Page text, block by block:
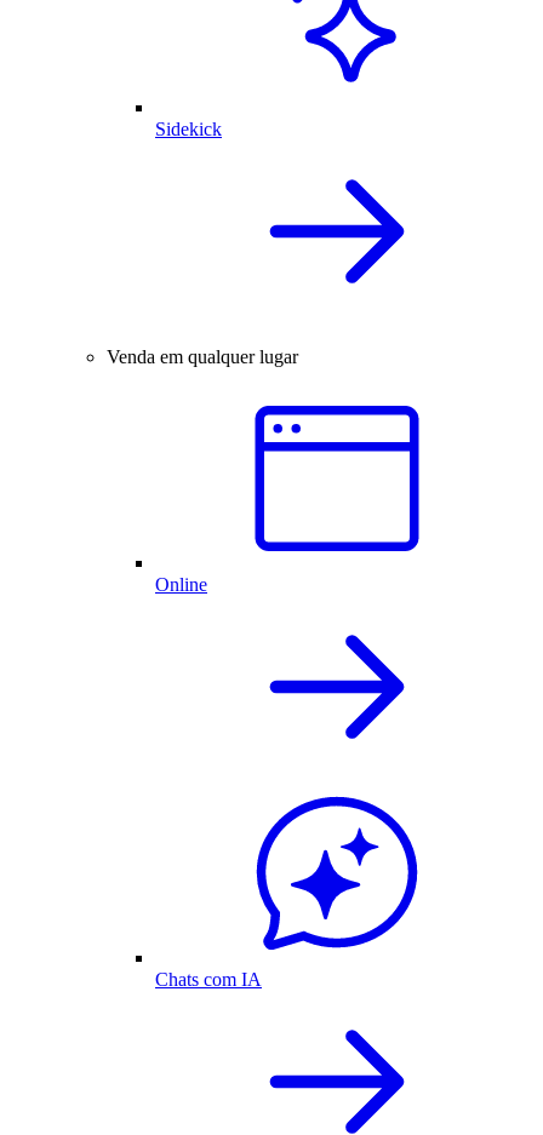
Sidekick
Venda em qualquer lugar
Online
Chats com IA